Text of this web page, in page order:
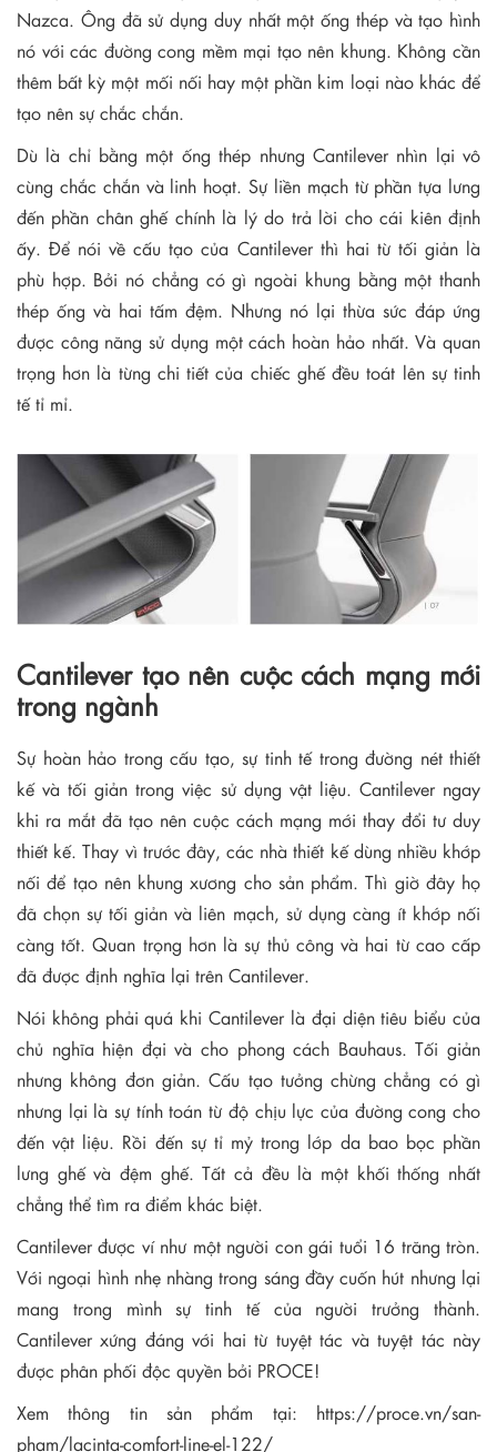
Nazca. Ông đã sử dụng duy nhất một ống thép và tạo hình
nó với các đường cong mềm mại tạo nên khung. Không cần
thêm bất kỳ một mối nối hay một phần kim loại nào khác để
tạo nên sự chắc chắn.
Dù là chỉ bằng một ống thép nhưng Cantilever nhìn lại vô
cùng chắc chắn và linh hoạt. Sự liền mạch từ phần tựa lưng
đến phần chân ghế chính là lý do trả lời cho cái kiên định
ấy. Để nói về cấu tạo của Cantilever thì hai từ tối giản là
phù hợp. Bởi nó chẳng có gì ngoài khung bằng một thanh
thép ống và hai tấm đệm. Nhưng nó lại thừa sức đáp ứng
được công năng sử dụng một cách hoàn hảo nhất. Và quan
trọng hơn là từng chi tiết của chiếc ghế đều toát lên sự tinh
tế tỉ mỉ.
Cantilever tạo nên cuộc cách mạng mới
trong ngành
Sự hoàn hảo trong cấu tạo, sự tinh tế trong đường nét thiết
kế và tối giản trong việc sử dụng vật liệu. Cantilever ngay
khi ra mắt đã tạo nên cuộc cách mạng mới thay đổi tư duy
thiết kế. Thay vì trước đây, các nhà thiết kế dùng nhiều khớp
nối để tạo nên khung xương cho sản phẩm. Thì giờ đây họ
đã chọn sự tối giản và liên mạch, sử dụng càng ít khớp nối
càng tốt. Quan trọng hơn là sự thủ công và hai từ cao cấp
đã được định nghĩa lại trên Cantilever.
Nói không phải quá khi Cantilever là đại diện tiêu biểu của
chủ nghĩa hiện đại và cho phong cách Bauhaus. Tối giản
nhưng không đơn giản. Cấu tạo tưởng chừng chẳng có gì
nhưng lại là sự tính toán từ độ chịu lực của đường cong cho
đến vật liệu. Rồi đến sự tỉ mỷ trong lớp da bao bọc phần
lưng ghế và đệm ghế. Tất cả đều là một khối thống nhất
chẳng thể tìm ra điểm khác biệt.
Cantilever được ví như một người con gái tuổi 16 trăng tròn.
Với ngoại hình nhẹ nhàng trong sáng đầy cuốn hút nhưng lại
mang trong mình sự tinh tế của người trưởng thành.
Cantilever xứng đáng với hai từ tuyệt tác và tuyệt tác này
được phân phối độc quyền bởi PROCE!
Xem thông tin sản phẩm tại: https://proce.vn/san-
pham/lacinta-comfort-line-el-122/